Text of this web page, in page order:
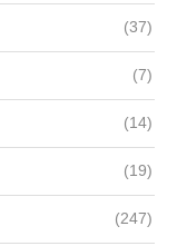
(37)
(7)
(14)
(19)
(247)